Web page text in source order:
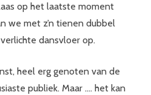
op het laatste moment
we met z’n tienen dubbel
dansvloer op.
heel erg genoten van de
publiek. Maar …. het kan